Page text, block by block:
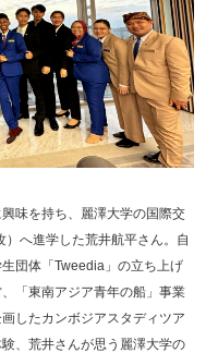
味を持ち、麗澤大学の国際交
へ進学した荒井航平さん。自
団体「Tweedia」の立ち上げ
「東南アジア青年の船」事業
したカンボジアスタディツア
、荒井さんが思う麗澤大学の